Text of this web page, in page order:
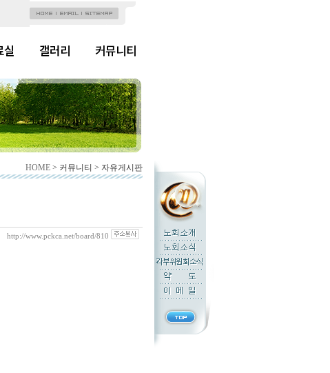
실 갤러리 커뮤니티
HOME > 커뮤니티 > 자유게시판
http://www.pckca.net/board/810